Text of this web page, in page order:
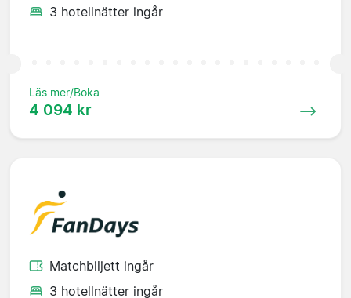
3 hotellnätter ingår
Läs mer/Boka
4 094 kr
Matchbiljett ingår
3 hotellnätter ingår